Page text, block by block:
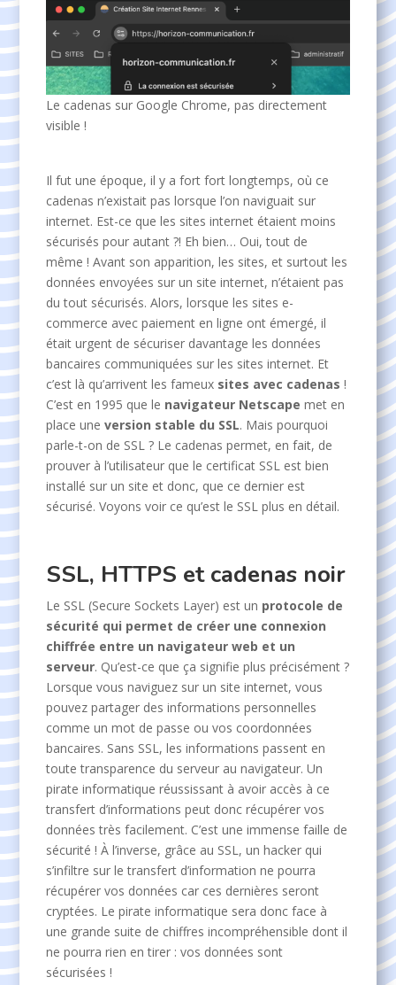
Le cadenas sur Google Chrome, pas directement
visible !
Il fut une époque, il y a fort fort longtemps, où ce
cadenas n’existait pas lorsque l’on naviguait sur
internet. Est-ce que les sites internet étaient moins
sécurisés pour autant ?! Eh bien… Oui, tout de
même ! Avant son apparition, les sites, et surtout les
données envoyées sur un site internet, n’étaient pas
du tout sécurisés. Alors, lorsque les sites e-
commerce avec paiement en ligne ont émergé, il
était urgent de sécuriser davantage les données
bancaires communiquées sur les sites internet. Et
c’est là qu’arrivent les fameux sites avec cadenas !
C’est en 1995 que le navigateur Netscape met en
place uneversion stable du SSL. Mais pourquoi
parle-t-on de SSL ? Le cadenas permet, en fait, de
prouver à l’utilisateur que le certificat SSL est bien
installé sur un site et donc, que ce dernier est
sécurisé. Voyons voir ce qu’est le SSL plus en détail.
SSL, HTTPS et cadenas noir
Le SSL (Secure Sockets Layer) est un protocole de
sécurité qui permet de créer une connexion
chiffrée entre un navigateur web et un
serveur. Qu’est-ce que ça signifie plus précisément ?
Lorsque vous naviguez sur un site internet, vous
pouvez partager des informations personnelles
comme un mot de passe ou vos coordonnées
bancaires. Sans SSL, les informations passent en
toute transparence du serveur au navigateur. Un
pirate informatique réussissant à avoir accès à ce
transfert d’informations peut donc récupérer vos
données très facilement. C’est une immense faille de
sécurité ! À l’inverse, grâce au SSL, un hacker qui
s’infiltre sur le transfert d’information ne pourra
récupérer vos données car ces dernières seront
cryptées. Le pirate informatique sera donc face à
une grande suite de chiffres incompréhensible dont il
ne pourra rien en tirer : vos données sont
sécurisées !